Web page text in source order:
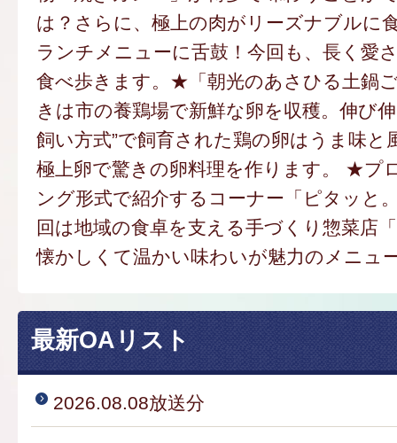
は？さらに、極上の肉がリーズナブルに
ランチメニューに舌鼓！今回も、長く愛
食べ歩きます。★「朝光のあさひる土鍋
きは市の養鶏場で新鮮な卵を収穫。伸び
飼い方式”で飼育された鶏の卵はうま味と
極上卵で驚きの卵料理を作ります。 ★プ
ング形式で紹介するコーナー「ピタッと
回は地域の食卓を支える手づくり惣菜店
懐かしくて温かい味わいが魅力のメニュ
最新OAリスト
2026.08.08放送分